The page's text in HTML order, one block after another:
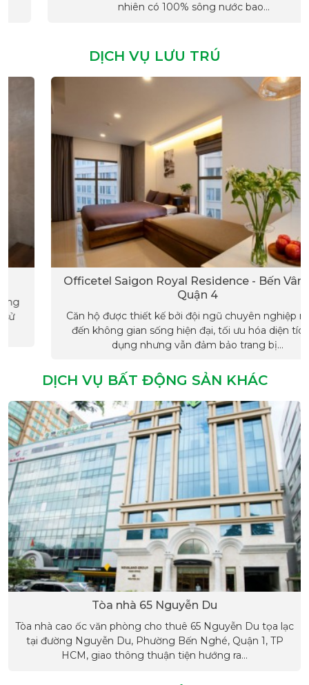
nhiên có 100% sông nước bao...
DỊCH VỤ LƯU TRÚ
Officetel Saigon Royal Residence - Bến Vân Đồn,
Căn hộ được thiết kế bởi đội ngũ chuyên nghiệp mang
đến không gian sống hiện đại, tối ưu hóa diện tích sử
dụng nhưng vẫn đảm bảo trang bị...
DỊCH VỤ BẤT ĐỘNG SẢN KHÁC
Tòa nhà 65 Nguyễn Du
Tòa nhà cao ốc văn phòng cho thuê 65 Nguyễn Du tọa lạc
tại đường Nguyễn Du, Phường Bến Nghé, Quận 1, TP
HCM, giao thông thuận tiện hướng ra...